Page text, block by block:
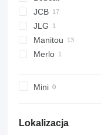
JCB
426
531
535
JLG
4017
Manitou
MRT
P-series
Merlo
Mini
Lokalizacja